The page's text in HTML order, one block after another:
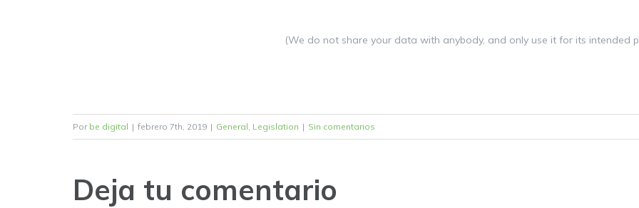
(We do not share your data with anybody, and only use it for its intended
Por be digital | febrero 7th, 2019 | General Legislation | Sin comentarios
Deja tu comentario